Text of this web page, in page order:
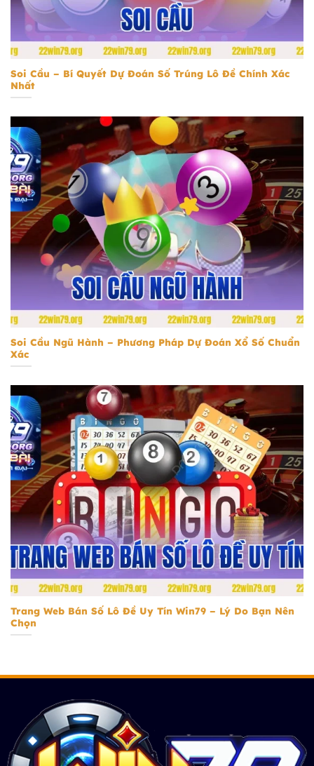
Soi Cầu
Soi Cầu – Bí Quyết Dự Đoán Số Trúng Lô Đề Chính Xác
Nhất
Soi Cầu Ngũ Hành
Soi Cầu Ngũ Hành – Phương Pháp Dự Đoán Xổ Số Chuẩn
Xác
Trang Web Bán Số Lô Đề Uy Tín
Trang Web Bán Số Lô Đề Uy Tín Win79 – Lý Do Bạn Nên
Chọn